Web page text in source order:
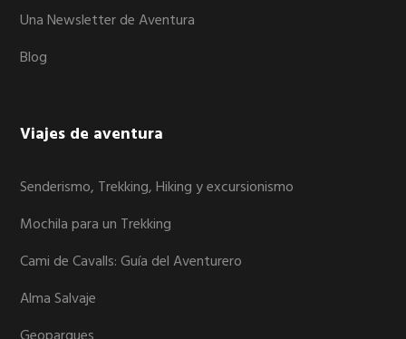
Una Newsletter de Aventura
Blog
Viajes de aventura
Senderismo, Trekking, Hiking y excursionismo
Mochila para un Trekking
Cami de Cavalls: Guía del Aventurero
Alma Salvaje